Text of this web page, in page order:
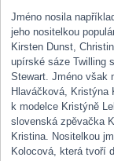
Jméno nosila
jeho nositelkou
Kirsten Dunst,
upírské sáze Twilling
Stewart. Jméno však
Hlaváčková, Kristýna
k modelce Kristýně
slovenská zpěvačka
Kristina. Nositelkou
Kolocová, která tvoří